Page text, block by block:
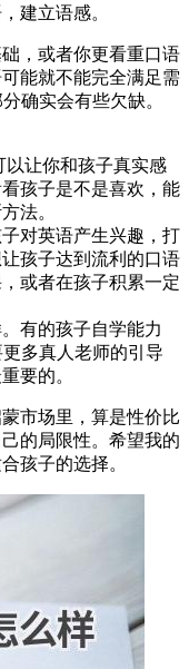
建立语感。
，或者你更看重口语
能就不能完全满足需
确实会有些欠缺。
以让你和孩子真实感
孩子是不是喜欢，能
法。
对英语产生兴趣，打
孩子达到流利的口语
或者在孩子积累一定
有的孩子自学能力
多真人老师的引导
要的。
市场里，算是性价比
的局限性。希望我的
孩子的选择。